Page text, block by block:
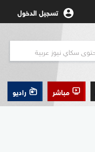
تسجيل الدخول
مباشر راديو